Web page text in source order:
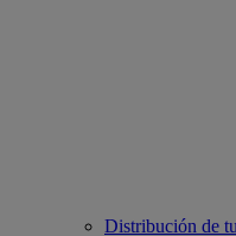
Distribución de